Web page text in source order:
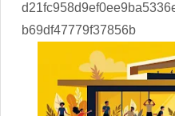
b69df47779f37856b